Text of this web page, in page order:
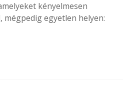
kényelmesen
mégpedig egyetlen helyen: